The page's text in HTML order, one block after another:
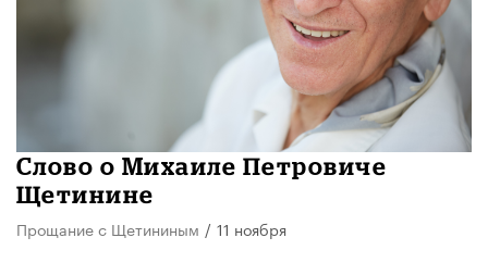
Слово о Михаиле Петровиче
Щетинине
Прощание с Щетининым / 11 ноября